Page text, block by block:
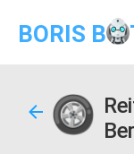
BORIS B